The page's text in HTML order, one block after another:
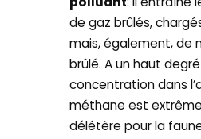
de gaz brûlés,
mais, également, de
brûlé. A un haut
concentration dans
méthane est
délétère pour la